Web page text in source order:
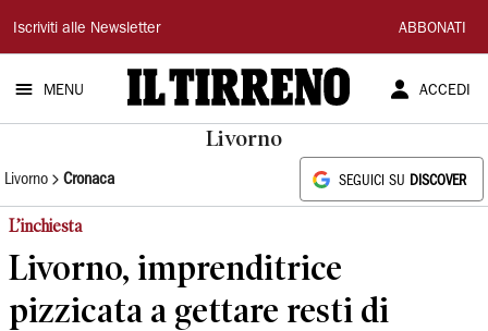
Il
Tirreno
Iscriviti alle Newsletter ABBONATI
MENU ACCEDI
Livorno
Livorno Cronaca SEGUICI SU DISCOVER
L’inchiesta
Livorno, imprenditrice
pizzicata a gettare resti di